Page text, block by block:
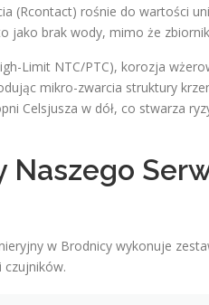
(Rcontact​) rośnie do wartości
brak wody, mimo że
Limit NTC/PTC), korozja
mikro-zwarcia struktury
Celsjusza w dół, co stwarza
Naszego
w Brodnicy wykonuje
czujników.